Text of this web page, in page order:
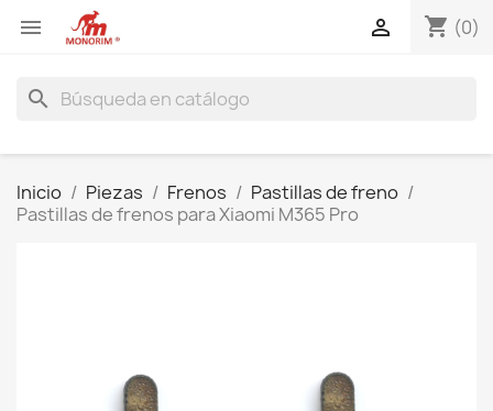
 shopping_cart (0)

search
Inicio Piezas Frenos
Pastillas de freno
Pastillas de frenos para Xiaomi M365 Pro